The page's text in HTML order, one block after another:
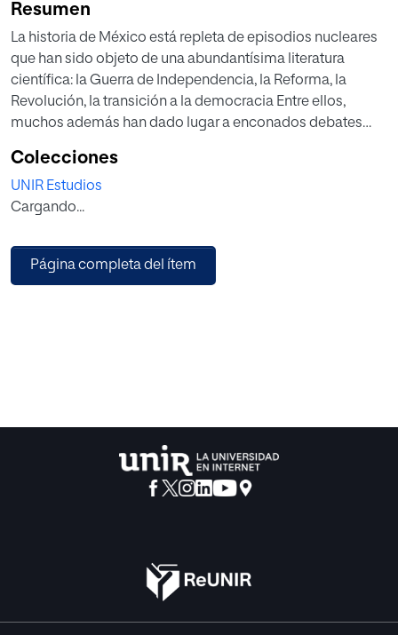
Resumen
La historia de México está repleta de episodios nucleares
que han sido objeto de una abundantísima literatura
científica: la Guerra de Independencia, la Reforma, la
Revolución, la transición a la democracia Entre ellos,
muchos además han dado lugar a enconados debates
hasta la actualidad. Sin embargo, pocos ocupan un lugar
tan destacado en el imaginario colectivo mexicano como
el movimiento estudiantil de 1968 y la década de los
discusión académica en torno a estos años mediante una
nueva aproximación a la política cinematográfica
estudiantil, ni que la gran pantalla jugó un papel
fundamental en este sentido.
Colecciones
UNIR Estudios
Cargando...
Página completa del ítem